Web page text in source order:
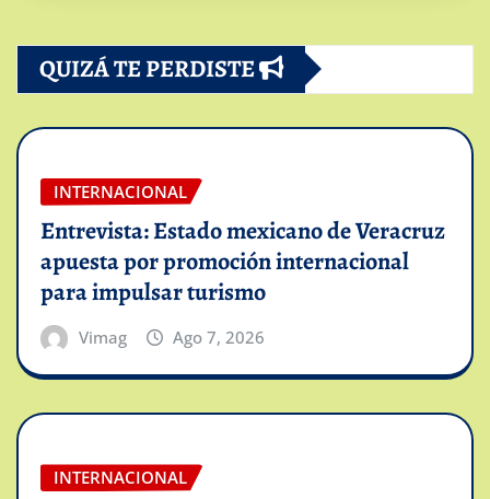
QUIZÁ TE PERDISTE
INTERNACIONAL
Entrevista: Estado mexicano de Veracruz
apuesta por promoción internacional
para impulsar turismo
Vimag Ago 7, 2026
INTERNACIONAL